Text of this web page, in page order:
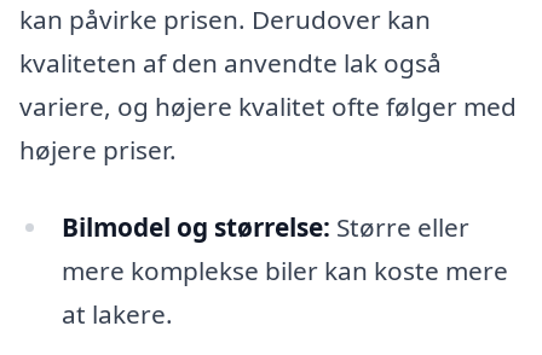
kan påvirke prisen. Derudover kan
kvaliteten af den anvendte lak også
variere, og højere kvalitet ofte følger med
højere priser.
Bilmodel og størrelse: Større eller
mere komplekse biler kan koste mere
at lakere.